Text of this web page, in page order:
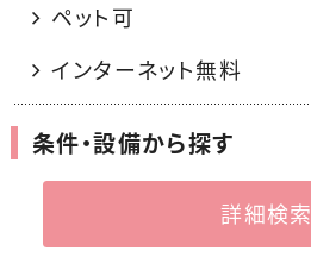
ペット可
インターネット無料
条件・設備から探す
詳細検索